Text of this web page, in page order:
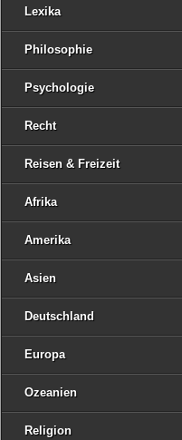
Lexika
Philosophie
Psychologie
Recht
Reisen & Freizeit
Afrika
Amerika
Asien
Deutschland
Europa
Ozeanien
Religion